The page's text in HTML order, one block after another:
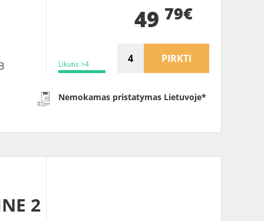
Likutis >4
49 79€
PIRKTI
Nemokamas pristatymas Lietuvoje*
2